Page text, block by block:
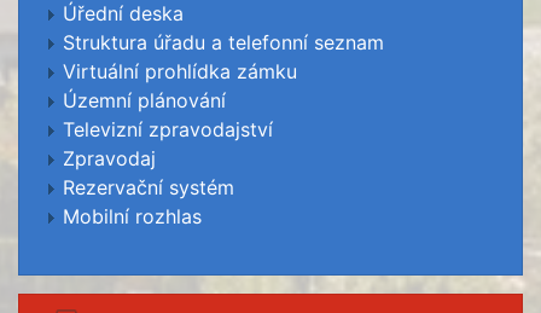
Úřední deska
Struktura úřadu a telefonní seznam
Virtuální prohlídka zámku
Územní plánování
Televizní zpravodajství
Zpravodaj
Rezervační systém
Mobilní rozhlas